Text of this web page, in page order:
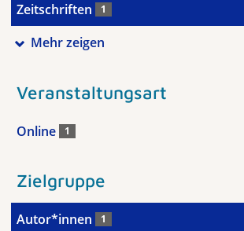
Zeitschriften 1
Mehr zeigen
Veranstaltungsart
Online 1
Zielgruppe
Autor*innen 1